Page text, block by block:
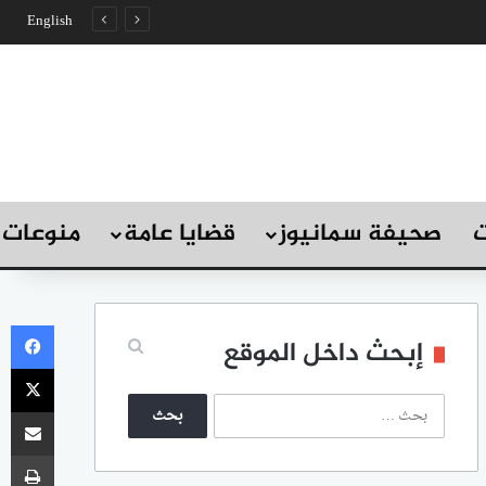
English
صحيفة سمانيوز قضايا عامة منوعات
إبحث داخل الموقع
ح